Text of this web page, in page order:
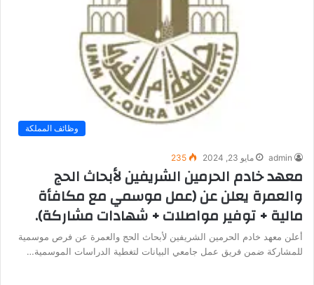
وظائف المملكة
admin مايو 23, 2024 235
معهد خادم الحرمين الشريفين لأبحاث الحج
والعمرة يعلن عن (عمل موسمي مع مكافأة
مالية + توفير مواصلات + شهادات مشاركة).
أعلن معهد خادم الحرمين الشريفين لأبحاث الحج والعمرة عن فرص موسمية
للمشاركة ضمن فريق عمل جامعي البيانات لتغطية الدراسات الموسمية…